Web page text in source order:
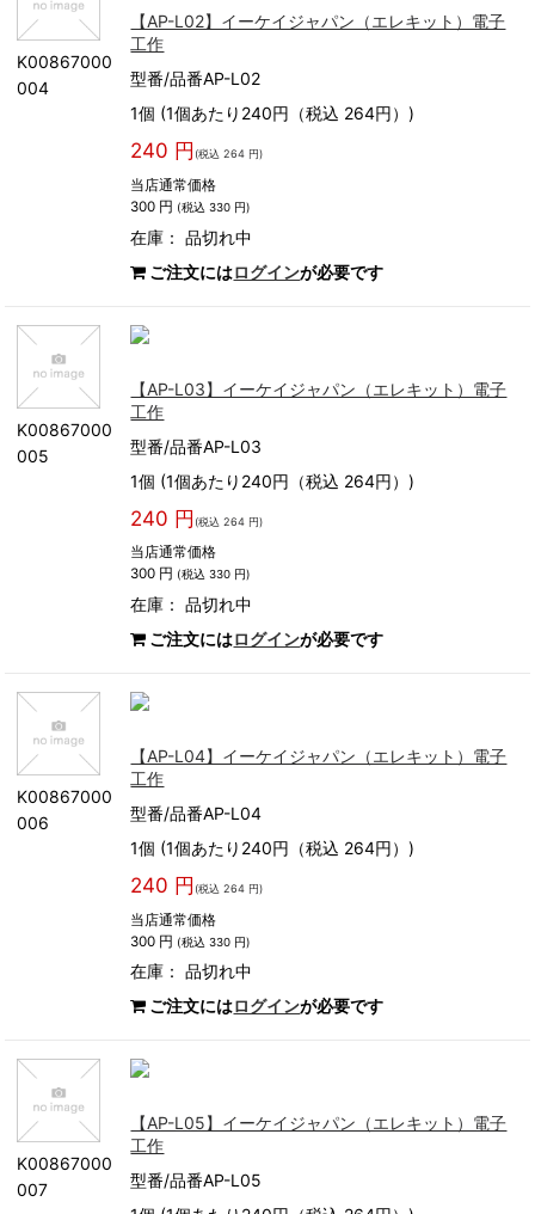
K00867000
004
【AP-L02】イーケイジャパン（エレキット）電子
工作
型番/品番AP-L02
1個 (1個あたり240円（税込 264円）)
240 円 (税込 264 円)
当店通常価格
300 円 (税込 330 円)
在庫：品切れ中
ご注文にはログインが必要です
K00867000
005
【AP-L03】イーケイジャパン（エレキット）電子
工作
型番/品番AP-L03
1個 (1個あたり240円（税込 264円）)
240 円 (税込 264 円)
当店通常価格
300 円 (税込 330 円)
在庫：品切れ中
ご注文にはログインが必要です
K00867000
006
【AP-L04】イーケイジャパン（エレキット）電子
工作
型番/品番AP-L04
1個 (1個あたり240円（税込 264円）)
240 円 (税込 264 円)
当店通常価格
300 円 (税込 330 円)
在庫：品切れ中
ご注文にはログインが必要です
K00867000
007
【AP-L05】イーケイジャパン（エレキット）電子
工作
型番/品番AP-L05